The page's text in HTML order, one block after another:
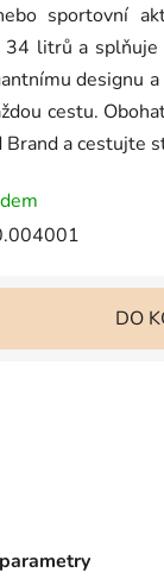
sportovní
34 litrů a
designu
cestu.
a cestujte
DO